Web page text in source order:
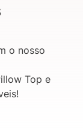
o nosso
Top e